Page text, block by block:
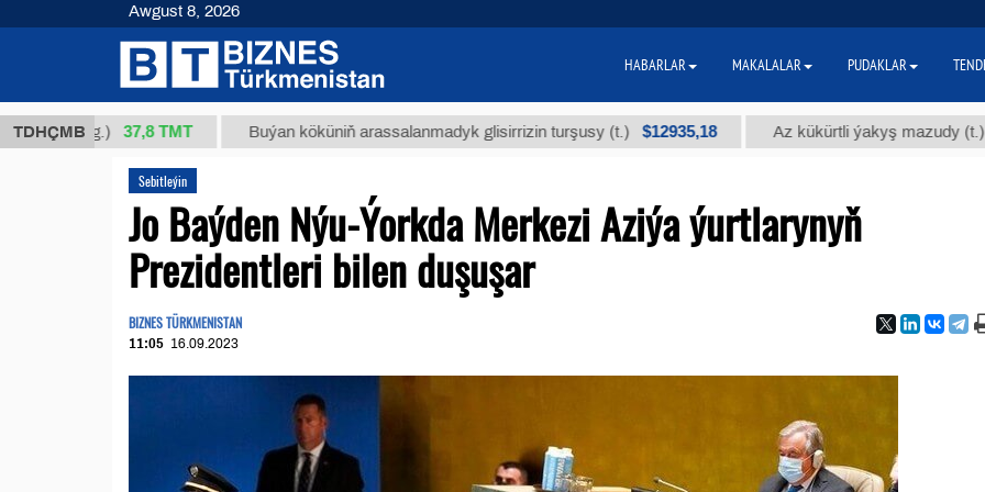
TDHÇMB
(kg.) 37,8 ТМТ Buýan köküniň arassalanmadyk glisirrizin turşusy (t.) $12935,18 Az kükürtli ýakyş mazudy (t.) $300
Sebitleýin
Jo Baýden Nýu-Ýorkda Merkezi Aziýa ýurtlarynyň
Prezidentleri bilen duşuşar
BIZNES TÜRKMENISTAN
11:05 16.09.2023
Awgust 8, 2026
HABARLAR MAKALALAR PUDAKLAR